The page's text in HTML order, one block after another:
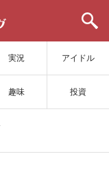
実況 アイドル
趣味 投資